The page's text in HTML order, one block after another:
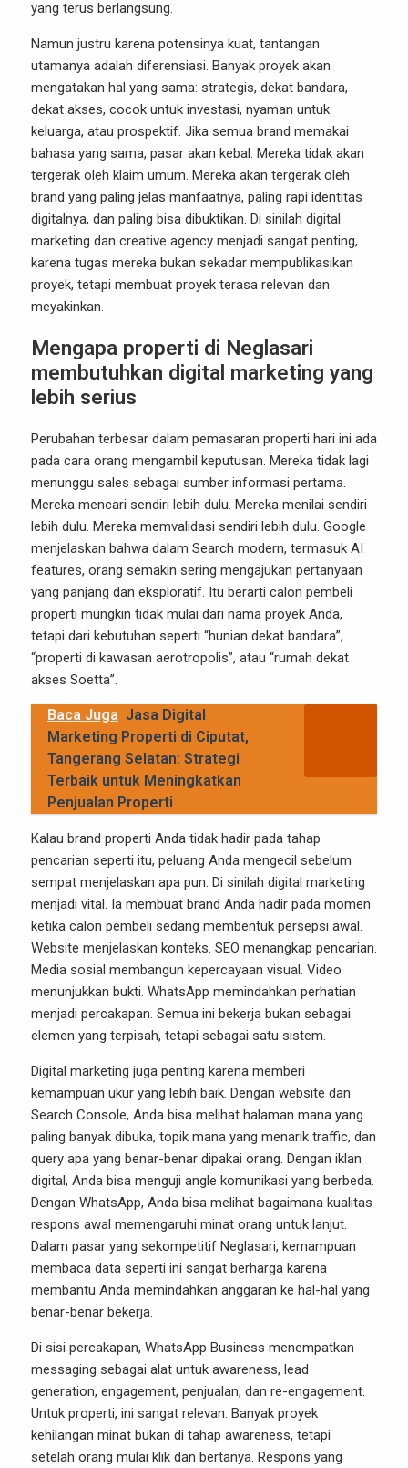
yang terus berlangsung.
Namun justru karena potensinya kuat, tantangan
utamanya adalah diferensiasi. Banyak proyek akan
mengatakan hal yang sama: strategis, dekat bandara,
dekat akses, cocok untuk investasi, nyaman untuk
keluarga, atau prospektif. Jika semua brand memakai
bahasa yang sama, pasar akan kebal. Mereka tidak akan
tergerak oleh klaim umum. Mereka akan tergerak oleh
brand yang paling jelas manfaatnya, paling rapi identitas
digitalnya, dan paling bisa dibuktikan. Di sinilah digital
marketing dan creative agency menjadi sangat penting,
karena tugas mereka bukan sekadar mempublikasikan
proyek, tetapi membuat proyek terasa relevan dan
meyakinkan.
Mengapa properti di Neglasari
membutuhkan digital marketing yang
lebih serius
Perubahan terbesar dalam pemasaran properti hari ini ada
pada cara orang mengambil keputusan. Mereka tidak lagi
menunggu sales sebagai sumber informasi pertama.
Mereka mencari sendiri lebih dulu. Mereka menilai sendiri
lebih dulu. Mereka memvalidasi sendiri lebih dulu. Google
menjelaskan bahwa dalam Search modern, termasuk AI
features, orang semakin sering mengajukan pertanyaan
yang panjang dan eksploratif. Itu berarti calon pembeli
properti mungkin tidak mulai dari nama proyek Anda,
tetapi dari kebutuhan seperti “hunian dekat bandara”,
“properti di kawasan aerotropolis”, atau “rumah dekat
akses Soetta”.
Baca Juga Jasa Digital
Marketing Properti di Ciputat,
Tangerang Selatan: Strategi
Terbaik untuk Meningkatkan
Penjualan Properti
Kalau brand properti Anda tidak hadir pada tahap
pencarian seperti itu, peluang Anda mengecil sebelum
sempat menjelaskan apa pun. Di sinilah digital marketing
menjadi vital. Ia membuat brand Anda hadir pada momen
ketika calon pembeli sedang membentuk persepsi awal.
Website menjelaskan konteks. SEO menangkap pencarian.
Media sosial membangun kepercayaan visual. Video
menunjukkan bukti. WhatsApp memindahkan perhatian
menjadi percakapan. Semua ini bekerja bukan sebagai
elemen yang terpisah, tetapi sebagai satu sistem.
Digital marketing juga penting karena memberi
kemampuan ukur yang lebih baik. Dengan website dan
Search Console, Anda bisa melihat halaman mana yang
paling banyak dibuka, topik mana yang menarik traffic, dan
query apa yang benar-benar dipakai orang. Dengan iklan
digital, Anda bisa menguji angle komunikasi yang berbeda.
Dengan WhatsApp, Anda bisa melihat bagaimana kualitas
respons awal memengaruhi minat orang untuk lanjut.
Dalam pasar yang sekompetitif Neglasari, kemampuan
membaca data seperti ini sangat berharga karena
membantu Anda memindahkan anggaran ke hal-hal yang
benar-benar bekerja.
Di sisi percakapan, WhatsApp Business menempatkan
messaging sebagai alat untuk awareness, lead
generation, engagement, penjualan, dan re-engagement.
Untuk properti, ini sangat relevan. Banyak proyek
kehilangan minat bukan di tahap awareness, tetapi
setelah orang mulai klik dan bertanya. Respons yang